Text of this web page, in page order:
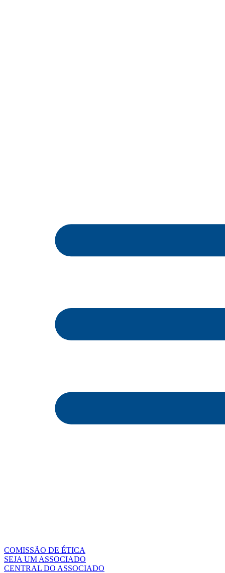
COMISSÃO DE ÉTICA
SEJA UM ASSOCIADO
CENTRAL DO ASSOCIADO